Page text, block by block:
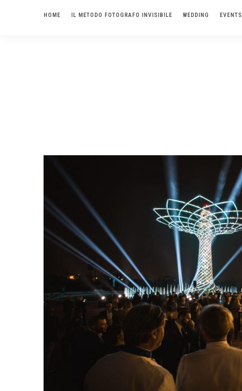
HOME IL METODO FOTOGRAFO INVISIBILE WEDDING EVENTS